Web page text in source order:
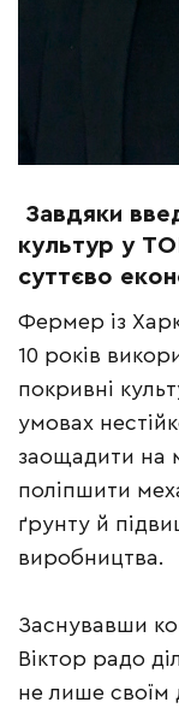
Завдяки
культур у
суттєво
Фермер із
10 років
покривні
умовах
заощадити на
поліпшити
ґрунту й
виробництва.
Заснувавши
Віктор радо
не лише своїм